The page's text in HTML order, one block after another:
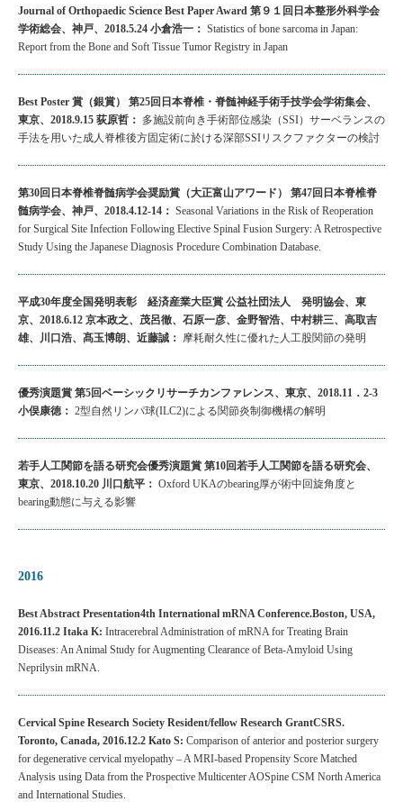
Journal of Orthopaedic Science Best Paper Award 第９１回日本整形外科学会
学術総会、神戸、2018.5.24 小倉浩一： Statistics of bone sarcoma in Japan:
Report from the Bone and Soft Tissue Tumor Registry in Japan
Best Poster 賞（銀賞） 第25回日本脊椎・脊髄神経手術手技学会学術集会、
東京、2018.9.15 荻原哲： 多施設前向き手術部位感染（SSI）サーベランスの
手法を用いた成人脊椎後方固定術に於ける深部SSIリスクファクターの検討
第30回日本脊椎脊髄病学会奨励賞（大正富山アワード） 第47回日本脊椎脊
髄病学会、神戸、2018.4.12-14： Seasonal Variations in the Risk of Reoperation
for Surgical Site Infection Following Elective Spinal Fusion Surgery: A Retrospective
Study Using the Japanese Diagnosis Procedure Combination Database.
平成30年度全国発明表彰 経済産業大臣賞 公益社団法人 発明協会、東
京、2018.6.12 京本政之、茂呂徹、石原一彦、金野智浩、中村耕三、高取吉
雄、川口浩、髙玉博朗、近藤誠： 摩耗耐久性に優れた人工股関節の発明
優秀演題賞 第5回ベーシックリサーチカンファレンス、東京、2018.11．2-3
小俣康徳： 2型自然リンパ球(ILC2)による関節炎制御機構の解明
若手人工関節を語る研究会優秀演題賞 第10回若手人工関節を語る研究会、
東京、2018.10.20 川口航平： Oxford UKAのbearing厚が術中回旋角度と
bearing動態に与える影響
2016
Best Abstract Presentation4th International mRNA Conference.Boston, USA,
2016.11.2 Itaka K: Intracerebral Administration of mRNA for Treating Brain
Diseases: An Animal Study for Augmenting Clearance of Beta-Amyloid Using
Neprilysin mRNA.
Cervical Spine Research Society Resident/fellow Research GrantCSRS.
Toronto, Canada, 2016.12.2 Kato S: Comparison of anterior and posterior surgery
for degenerative cervical myelopathy – A MRI-based Propensity Score Matched
Analysis using Data from the Prospective Multicenter AOSpine CSM North America
and International Studies.